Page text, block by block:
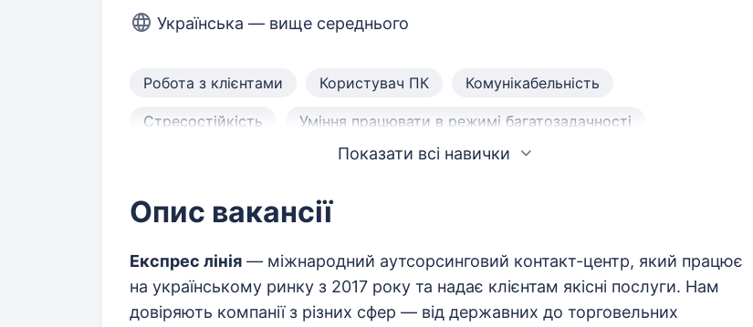
Українська — вище середнього
Робота з клієнтами Користувач ПК Комунікабельність
Стресостійкість Уміння працювати в режимі багатозадачності
Відповідальність Дисциплінованість
Уміння переконувати Робота із запереченнями
Показати всі навички
Опис вакансії
Експрес лінія — міжнародний аутсорсинговий контакт-центр, який працює
на українському ринку з 2017 року та надає клієнтам якісні послуги. Нам
довіряють компанії з різних сфер — від державних до торговельних